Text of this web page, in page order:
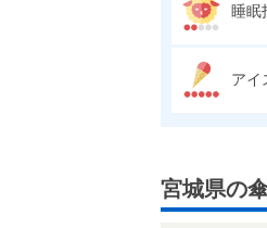
睡眠
アイ
宮城県の